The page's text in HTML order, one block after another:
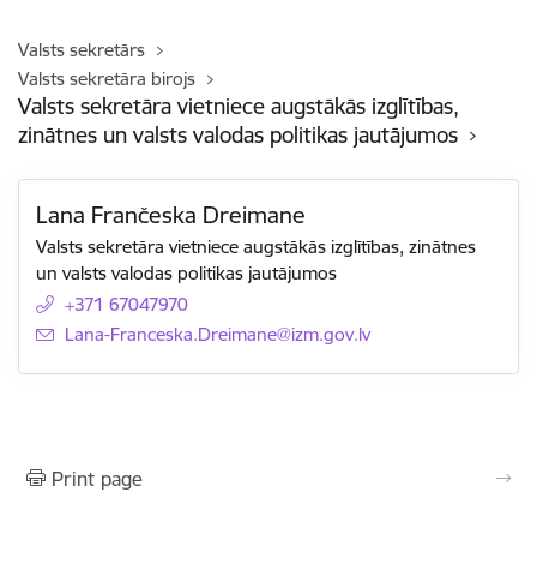
Valsts sekretārs
Valsts sekretāra birojs
Valsts sekretāra vietniece augstākās izglītības,
zinātnes un valsts valodas politikas jautājumos
Lana Frančeska Dreimane
Valsts sekretāra vietniece augstākās izglītības, zinātnes
un valsts valodas politikas jautājumos
+371 67047970
E-mail:
Lana-Franceska.Dreimane@izm.gov.lv
Print page